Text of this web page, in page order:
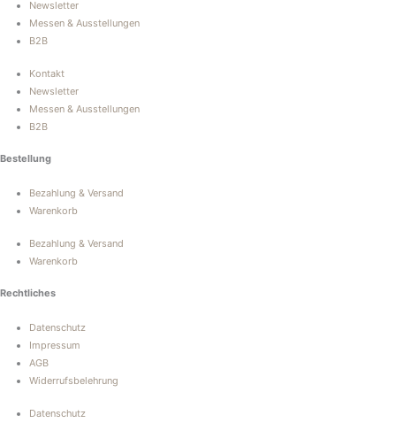
Newsletter
Messen & Ausstellungen
B2B
Kontakt
Newsletter
Messen & Ausstellungen
B2B
Bestellung
Bezahlung & Versand
Warenkorb
Bezahlung & Versand
Warenkorb
Rechtliches
Datenschutz
Impressum
AGB
Widerrufsbelehrung
Datenschutz